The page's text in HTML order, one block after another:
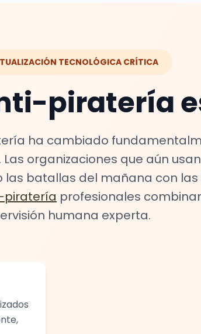
TECNOLÓGICA CRÍTICA
piratería
ha cambiado
organizaciones que aún
las batallas del mañana con
piratería profesionales
humana experta.